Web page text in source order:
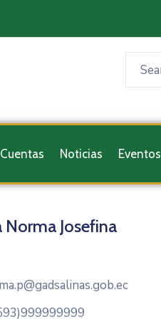
Noticias Eventos
Norma Josefina